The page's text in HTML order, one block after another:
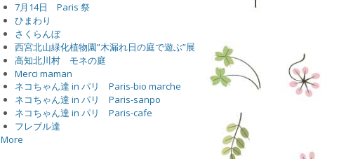
7月14日 Paris 祭
ひまわり
さくらんぼ
西宮北山緑化植物園”木漏れ日の庭で遊ぶ”展
高知北川村 モネの庭
Merci maman
ネコちゃん達 in パリ Paris-bio marche
ネコちゃん達 in パリ Paris-sanpo
ネコちゃん達 in パリ Paris-cafe
フレブル達
More